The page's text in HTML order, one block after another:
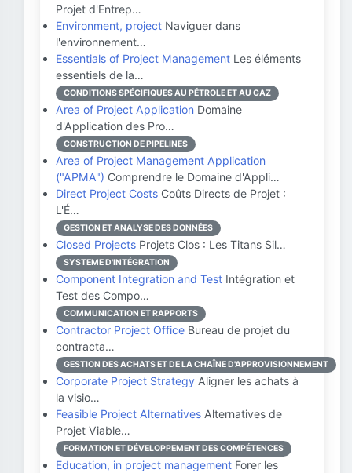
Projet d'Entrep…
Environment, project Naviguer dans
l'environnement…
Essentials of Project Management Les éléments
essentiels de la…
CONDITIONS SPÉCIFIQUES AU PÉTROLE ET AU GAZ
Area of Project Application Domaine
d'Application des Pro…
CONSTRUCTION DE PIPELINES
Area of Project Management Application
("APMA") Comprendre le Domaine d'Appli…
Direct Project Costs Coûts Directs de Projet :
L'É…
GESTION ET ANALYSE DES DONNÉES
Closed Projects Projets Clos : Les Titans Sil…
SYSTEME D'INTÉGRATION
Component Integration and Test Intégration et
Test des Compo…
COMMUNICATION ET RAPPORTS
Contractor Project Office Bureau de projet du
contracta…
GESTION DES ACHATS ET DE LA CHAÎNE D'APPROVISIONNEMENT
Corporate Project Strategy Aligner les achats à
la visio…
Feasible Project Alternatives Alternatives de
Projet Viable…
FORMATION ET DÉVELOPPEMENT DES COMPÉTENCES
Education, in project management Forer les